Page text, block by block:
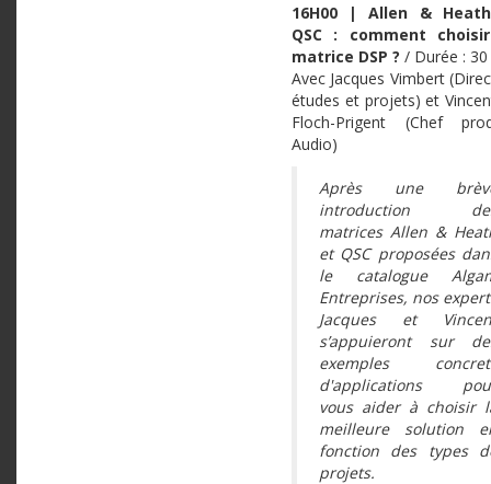
16H00 | Allen &
QSC : comment
matrice DSP ? / Durée :
Avec Jacques Vimbert
études et projets) et
Floch-Prigent (Chef
Audio)
Après une
introduction
matrices Allen &
et QSC proposées
le catalogue
Entreprises, nos
Jacques et
s’appuieront sur
exemples
d'applications
vous aider à choisir
meilleure solution
fonction des types
projets.